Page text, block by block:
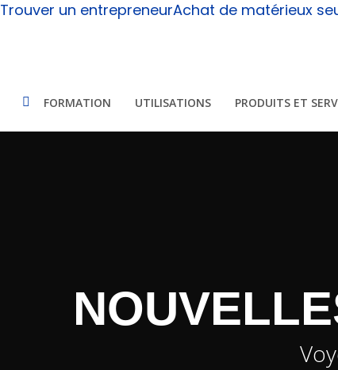
Skip
Trouver un entrepreneurAchat de matérieux
FORMATION UTILISATIONS PRODUITS ET